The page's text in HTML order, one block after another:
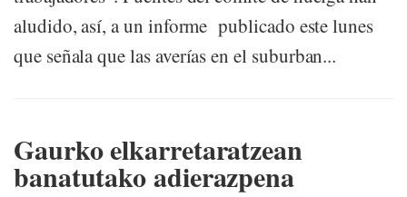
aludido, así, a un informe publicado este lunes
que señala que las averías en el suburban...
Gaurko elkarretaratzean
banatutako adierazpena